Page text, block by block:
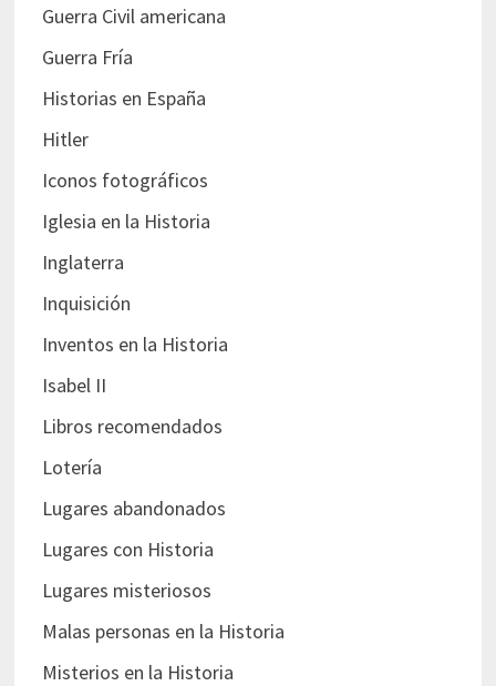
Guerra Civil americana
Guerra Fría
Historias en España
Hitler
Iconos fotográficos
Iglesia en la Historia
Inglaterra
Inquisición
Inventos en la Historia
Isabel II
Libros recomendados
Lotería
Lugares abandonados
Lugares con Historia
Lugares misteriosos
Malas personas en la Historia
Misterios en la Historia